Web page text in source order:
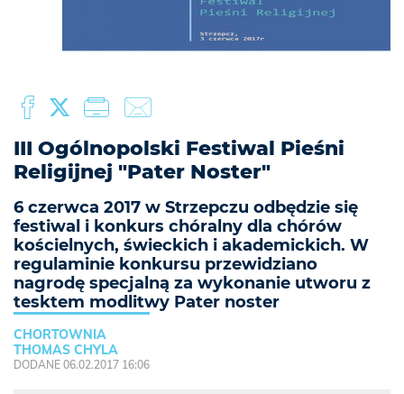
III Ogólnopolski Festiwal Pieśni
Religijnej "Pater Noster"
6 czerwca 2017 w Strzepczu odbędzie się
festiwal i konkurs chóralny dla chórów
kościelnych, świeckich i akademickich. W
regulaminie konkursu przewidziano
nagrodę specjalną za wykonanie utworu z
tesktem modlitwy Pater noster
CHORTOWNIA
THOMAS CHYLA
DODANE 06.02.2017 16:06